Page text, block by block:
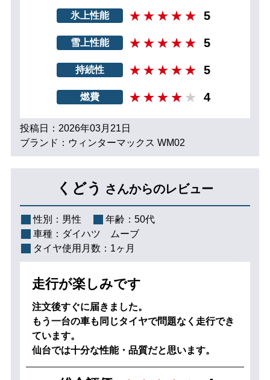
氷上性能 5
雪上性能 5
持続性 5
燃費 4
投稿日：2026年03月21日
ブランド：ウィンターマックス WM02
くどう さんからのレビュー
性別： 男性 年齢： 50代
車種： ダイハツ ムーブ
タイヤ使用月数： 1ヶ月
走行が楽しみです
注文後すぐに届きました。
もう一台の車も同じタイヤで問題なく走行でき
ています。
仙台では十分な性能・品質だと思います。